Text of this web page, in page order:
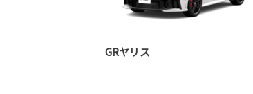
GRヤリス